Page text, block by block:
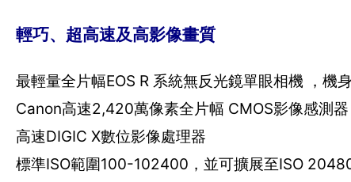
輕巧、超高速及高影像畫質
最輕量全片幅EOS R 系統無反光鏡單眼相機 ，機
Canon高速2,420萬像素全片幅 CMOS影像感測器
高速DIGIC X數位影像處理器
標準ISO範圍100-102400，並可擴展至ISO